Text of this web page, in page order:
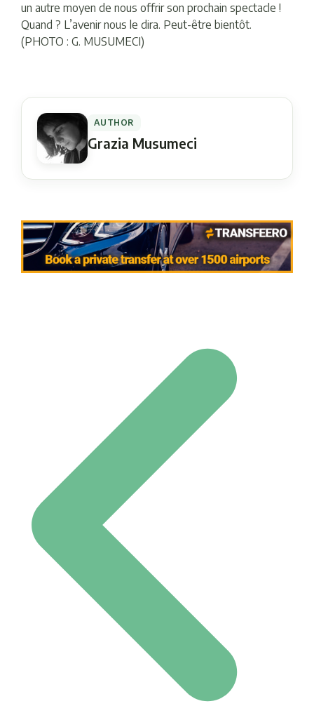
un autre moyen de nous offrir son prochain spectacle !
Quand ? L’avenir nous le dira. Peut-être bientôt.
(PHOTO : G. MUSUMECI)
AUTHOR
Grazia Musumeci